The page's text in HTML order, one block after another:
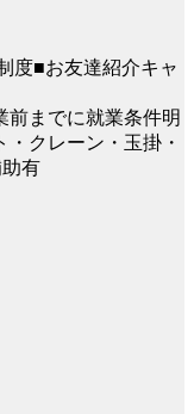
度■お友達紹介キャ
までに就業条件明
クレーン・玉掛・
有